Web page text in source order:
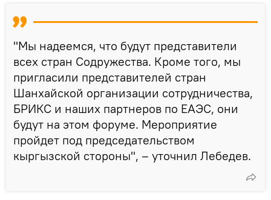
"Мы надеемся, что будут представители
всех стран Содружества. Кроме того, мы
пригласили представителей стран
Шанхайской организации сотрудничества,
БРИКС и наших партнеров по ЕАЭС, они
будут на этом форуме. Мероприятие
пройдет под председательством
кыргызской стороны", – уточнил Лебедев.